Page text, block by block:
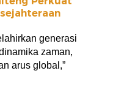
generasi
zaman,
arus global,”